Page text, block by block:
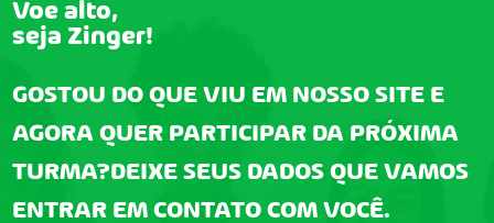
Voe alto,
seja Zinger!
GOSTOU DO QUE VIU EM NOSSO SITE E
AGORA QUER PARTICIPAR DA PRÓXIMA
TURMA?DEIXE SEUS DADOS QUE VAMOS
ENTRAR EM CONTATO COM VOCÊ.